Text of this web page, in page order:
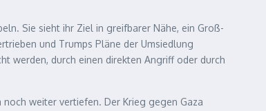
Sie sieht ihr Ziel in greifbarer Nähe, ein Groß-
und Trumps Pläne der Umsiedlung
werden, durch einen direkten Angriff oder durch
weiter vertiefen. Der Krieg gegen Gaza